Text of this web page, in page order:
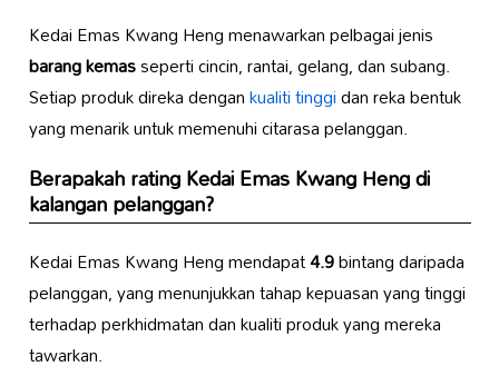
Kedai Emas Kwang Heng menawarkan pelbagai jenis
barang kemasseperti cincin, rantai, gelang, dan subang.
Setiap produk direka dengankualiti tinggidan reka bentuk
yang menarik untuk memenuhi citarasa pelanggan.
Berapakah rating Kedai Emas Kwang Heng di
kalangan pelanggan?
Kedai Emas Kwang Heng mendapat4.9bintang daripada
pelanggan, yang menunjukkan tahap kepuasan yang tinggi
terhadap perkhidmatan dan kualiti produk yang mereka
tawarkan.